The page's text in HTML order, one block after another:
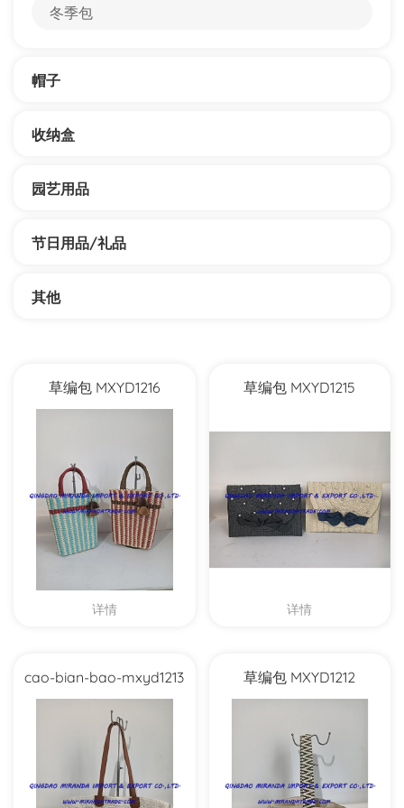
冬季包
帽子
收纳盒
园艺用品
节日用品/礼品
其他
草编包 MXYD1216
详情
草编包 MXYD1215
详情
cao-bian-bao-mxyd1213 草编包 MXYD1212